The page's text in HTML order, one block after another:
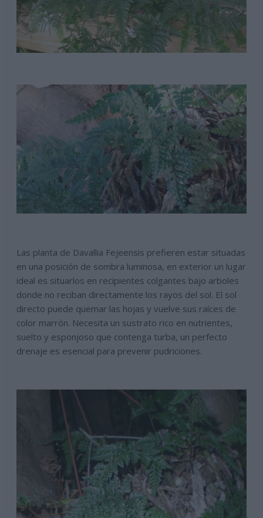
Las planta de Davallia Fejeensis prefieren estar situadas
en una posición de sombra luminosa, en exterior un lugar
ideal es situarlos en recipientes colgantes bajo arboles
donde no reciban directamente los rayos del sol. El sol
directo puede quemar las hojas y vuelve sus raíces de
color marrón. Necesita un sustrato rico en nutrientes,
suelto y esponjoso que contenga turba, un perfecto
drenaje es esencial para prevenir pudriciones.